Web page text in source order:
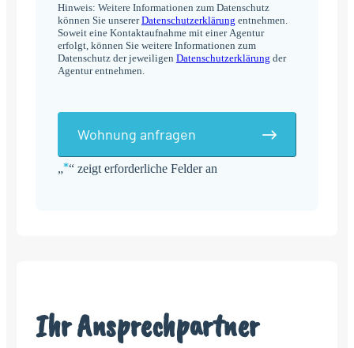
„*“ zeigt erforderliche Felder an
Hinweis: Weitere Informationen zum Datenschutz
können Sie unsererDatenschutzerklärung entnehmen.
Soweit eine Kontaktaufnahme mit einer Agentur
erfolgt, können Sie weitere Informationen zum
Datenschutz der jeweiligen Datenschutzerklärung der
Agentur entnehmen.
Wohnung anfragen
Ihr Ansprechpartner